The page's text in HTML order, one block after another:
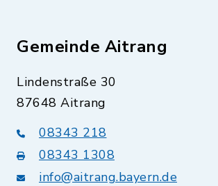
Gemeinde Aitrang
Lindenstraße 30
87648 Aitrang
08343 218
08343 1308
info@aitrang.bayern.de